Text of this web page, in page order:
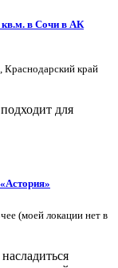
в Сочи в АК
край
для
(моей локации нет в